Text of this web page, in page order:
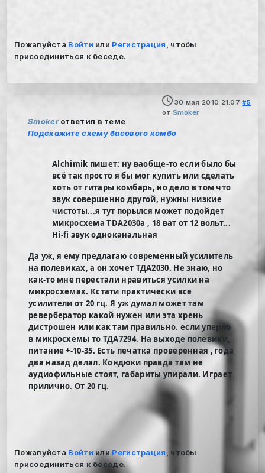
Пожалуйста Войти или Регистрация
, чтобы
присоединиться к беседе.
30 мая 2010 21:07 #5
от Smoker
Smokerответил в теме
Подскажите схему басового комбо
Alchimik пишет: ну ваобще-то если было бы
всё так просто я бы мог купить или сделать
хоть от гитары комбарь, но дело в том что
звук совершенно другой, нужны низкие
чистоты...я тут порылся может подойдет
микросхема TDA2030a , 18 ват от 12 вольт...
Hi-fi звук одноканальная
Да уж, я ему предлагаю современный усилитель
на полевиках, а он хочет ТДА2030. Не знаю, но
как-то мне перестали нравиться усилки на
микросхемах. Кстати практически все
усилители от 20 гц. Я уж думал может там
ревербератор какой нужен или эта хрень
дистрошен или как там правильно. если уперло
в микросхемы то ТДА7294. На выходе полевики,
питание +-10-35. Есть печатка проверенная , года
два назад делал. Кондюки правда там не
аудиофильные стоят, габариты упирали. Играет
прилично. От 20 гц.
Пожалуйста Войти или Регистрация
, чтобы
присоединиться к беседе.